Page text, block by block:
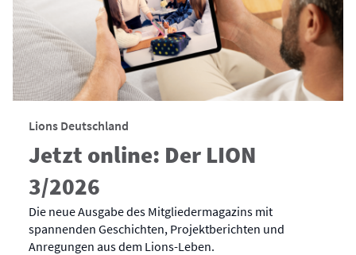
Lions Deutschland
Jetzt online: Der LION
3/2026
Die neue Ausgabe des Mitgliedermagazins mit
spannenden Geschichten, Projektberichten und
Anregungen aus dem Lions-Leben.